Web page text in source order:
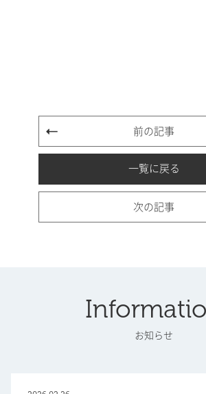
前の記事
一覧に戻る
次の記事
お知らせ